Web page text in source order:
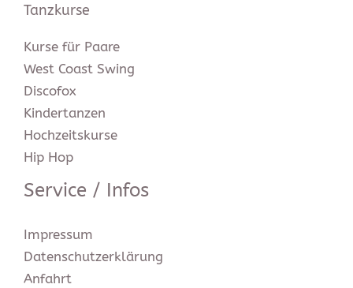
Tanzkurse
Kurse für Paare
West Coast Swing
Discofox
Kindertanzen
Hochzeitskurse
Hip Hop
Service / Infos
Impressum
Datenschutz­erklärung
Anfahrt